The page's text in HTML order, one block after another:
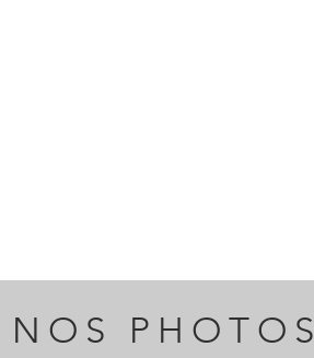
NOS PHOTOS